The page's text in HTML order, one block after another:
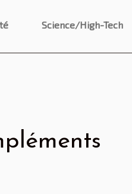
Science/High-Tech